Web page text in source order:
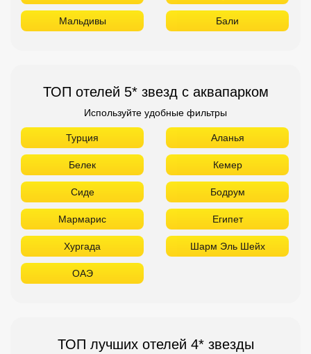
Мальдивы Бали
ТОП отелей 5* звезд с аквапарком
Используйте удобные фильтры
Турция Аланья
Белек Кемер
Сиде Бодрум
Мармарис Египет
Хургада Шарм Эль Шейх
ОАЭ
ТОП лучших отелей 4* звезды